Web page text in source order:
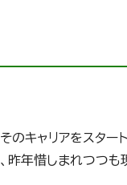
キャリアをスター
昨年惜しまれつつ